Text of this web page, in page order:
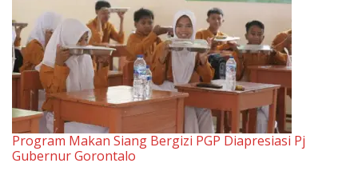
Program Makan Siang Bergizi PGP Diapresiasi Pj
Gubernur Gorontalo
Tanggal
23 Desember 2024
Sehubungan dengan
Daerah
Eksplorasi konten lain dari KABAR DAERAH